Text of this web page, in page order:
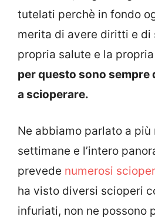
tutelati perchè in fondo
merita di avere diritti e di
propria salute e la
per questo sono sempre
a scioperare.
Ne abbiamo parlato a
settimane e l’intero
prevede numerosi
ha visto diversi scioperi
infuriati, non ne possono